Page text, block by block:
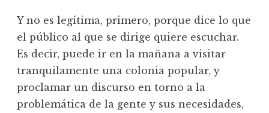
Y no es legítima, primero, porque dice lo que
el público al que se dirige quiere escuchar.
Es decir, puede ir en la mañana a visitar
tranquilamente una colonia popular, y
proclamar un discurso en torno a la
problemática de la gente y sus necesidades,